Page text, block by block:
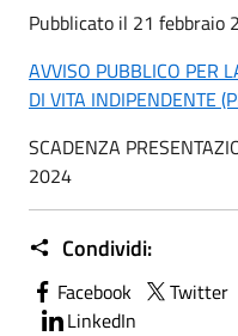
Pubblicato il 21 febbraio
AVVISO PUBBLICO PER
DI VITA INDIPENDENTE
SCADENZA
2024
Condividi:
Facebook Twitter
LinkedIn